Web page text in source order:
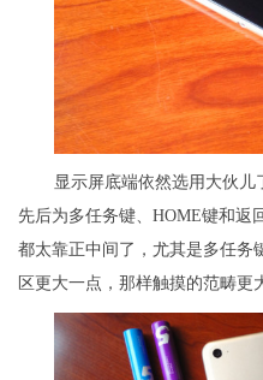
显示屏底端依然选用大伙儿
先后为多任务键、HOME键和返
都太靠正中间了，尤其是多任务
区更大一点，那样触摸的范畴更